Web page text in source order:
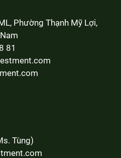
Phường Thạnh Mỹ Lợi,
81
Tùng)